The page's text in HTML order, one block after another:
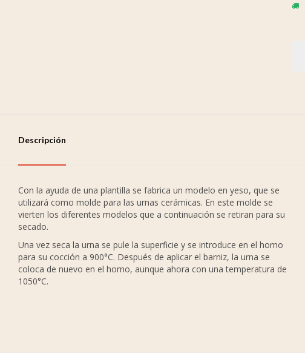
Descripción
Con la ayuda de una plantilla se fabrica un modelo en yeso, que se
utilizará como molde para las urnas cerámicas. En este molde se
vierten los diferentes modelos que a continuación se retiran para su
secado.
Una vez seca la urna se pule la superficie y se introduce en el horno
para su cocción a 900°C. Después de aplicar el barniz, la urna se
coloca de nuevo en el horno, aunque ahora con una temperatura de
1050°C.